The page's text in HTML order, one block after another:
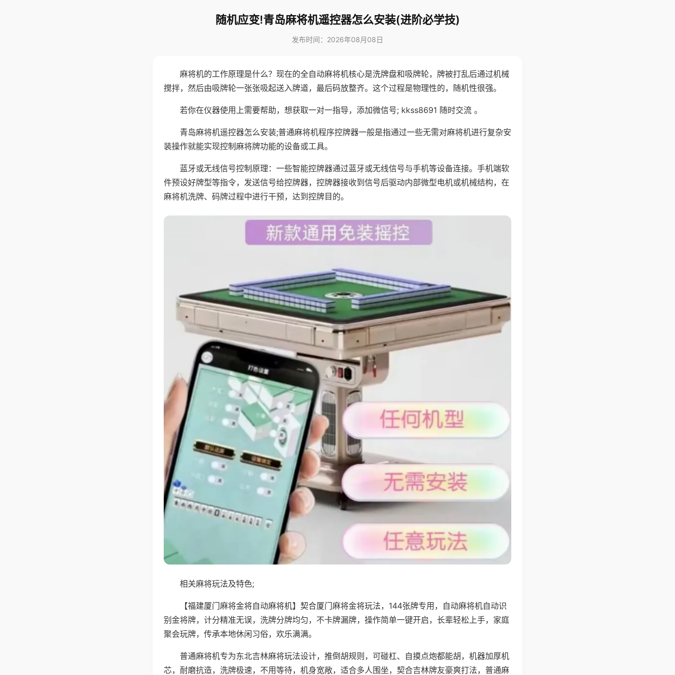
随机应变!青岛麻将机遥控器怎么安装(进阶必学技)
发布时间：2026年08月08日
麻将机的工作原理是什么？现在的全自动麻将机核心是洗牌盘和吸牌轮，牌被打乱后通过机械
搅拌，然后由吸牌轮一张张吸起送入牌道，最后码放整齐。这个过程是物理性的，随机性很强。
若你在仪器使用上需要帮助，想获取一对一指导，添加微信号; kkss8691 随时交流 。
青岛麻将机遥控器怎么安装;普通麻将机程序控牌器一般是指通过一些无需对麻将机进行复杂安
装操作就能实现控制麻将牌功能的设备或工具。
蓝牙或无线信号控制原理：一些智能控牌器通过蓝牙或无线信号与手机等设备连接。手机端软
件预设好牌型等指令，发送信号给控牌器，控牌器接收到信号后驱动内部微型电机或机械结构，在
麻将机洗牌、码牌过程中进行干预，达到控牌目的。
相关麻将玩法及特色;
【福建厦门麻将金将自动麻将机】契合厦门麻将金将玩法，144张牌专用，自动麻将机自动识
别金将牌，计分精准无误，洗牌分牌均匀，不卡牌漏牌，操作简单一键开启，长辈轻松上手，家庭
聚会玩牌，传承本地休闲习俗，欢乐满满。
普通麻将机专为东北吉林麻将玩法设计，推倒胡规则，可碰杠、自摸点炮都能胡，机器加厚机
芯，耐磨抗造，洗牌极速，不用等待，机身宽敞，适合多人围坐，契合吉林牌友豪爽打法，普通麻